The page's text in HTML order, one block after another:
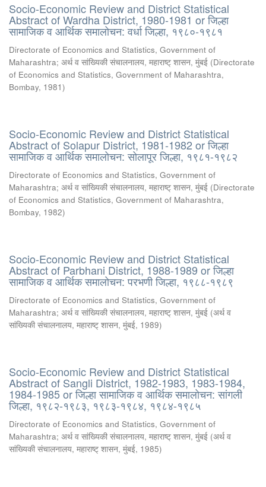
Socio-Economic Review and District Statistical
Abstract of Wardha District, 1980-1981 or जिल्हा
सामाजिक व आर्थिक समालोचन: वर्धा जिल्हा, १९८०-१९८१
Directorate of Economics and Statistics, Government of
Maharashtra; अर्थ व सांख्यिकी संचालनालय, महाराष्ट् शासन, मुंबई (Directorate
of Economics and Statistics, Government of Maharashtra,
Bombay, 1981)
Socio-Economic Review and District Statistical
Abstract of Solapur District, 1981-1982 or जिल्हा
सामाजिक व आर्थिक समालोचन: सोलापूर जिल्हा, १९८१-१९८२
Directorate of Economics and Statistics, Government of
Maharashtra; अर्थ व सांख्यिकी संचालनालय, महाराष्ट् शासन, मुंबई (Directorate
of Economics and Statistics, Government of Maharashtra,
Bombay, 1982)
Socio-Economic Review and District Statistical
Abstract of Parbhani District, 1988-1989 or जिल्हा
सामाजिक व आर्थिक समालोचन: परभणी जिल्हा, १९८८-१९८९
Directorate of Economics and Statistics, Government of
Maharashtra; अर्थ व सांख्यिकी संचालनालय, महाराष्ट् शासन, मुंबई (अर्थ व
सांख्यिकी संचालनालय, महाराष्ट् शासन, मुंबई, 1989)
Socio-Economic Review and District Statistical
Abstract of Sangli District, 1982-1983, 1983-1984,
1984-1985 or जिल्हा सामाजिक व आर्थिक समालोचन: सांगली
जिल्हा, १९८२-१९८३, १९८३-१९८४, १९८४-१९८५
Directorate of Economics and Statistics, Government of
Maharashtra; अर्थ व सांख्यिकी संचालनालय, महाराष्ट् शासन, मुंबई (अर्थ व
सांख्यिकी संचालनालय, महाराष्ट् शासन, मुंबई, 1985)